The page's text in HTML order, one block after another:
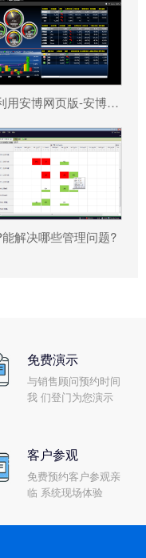
如何利用安博网页版-安博（中国）官方 帮助企业更好地规避风险?
解决哪些管理问题?
免费演示
与销售顾问预约时间
我 们登门为您演示
客户参观
免费预约客户参观亲
临 系统现场体验